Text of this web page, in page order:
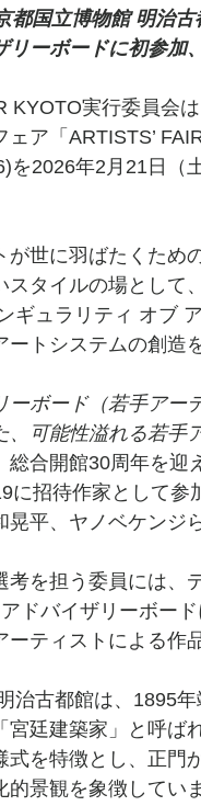
国立博物館 明治古
ーボードに初参加
KYOTO実行委員会
ア「ARTISTS’
を2026年2月21日（
世に羽ばたくため
タイルの場として
ギュラリティ オブ
トシステムの創造
ボード（若手アー
可能性溢れる若手
合開館30周年を迎
に招待作家として参
平、ヤノベケンジ
考を担う委員には、
ドバイザリーボー
ティストによる作
治古都館は、1895
廷建築家」と呼ば
を特徴とし、正門
的景観を象徴してい